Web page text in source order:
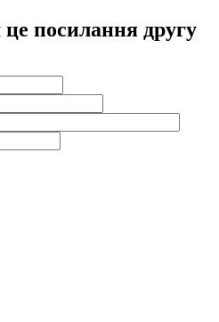
посилання другу